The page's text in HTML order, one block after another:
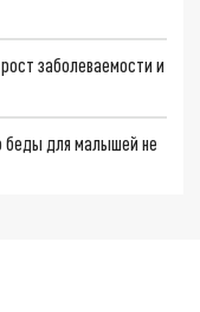
заболеваемости и
беды для малышей не